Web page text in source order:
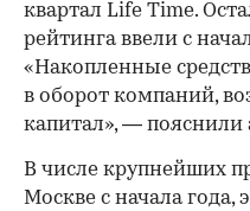
квартал Life Time.
рейтинга ввели с
«Накопленные
в оборот компаний,
капитал», — пояснили
В числе крупнейших
Москве с начала года,